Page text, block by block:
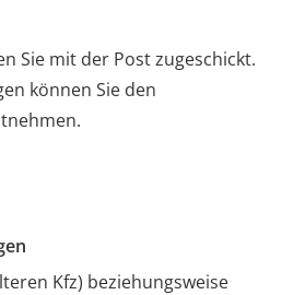
Sie mit der Post zugeschickt.
können Sie den
Kfz) beziehungsweise